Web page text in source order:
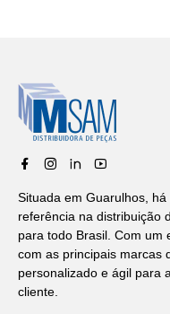
Situada em Guarulhos,
referência na distribuição
para todo Brasil. Com um
com as principais marcas
personalizado e ágil para
cliente.